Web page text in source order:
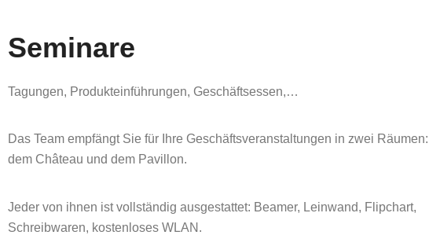
Seminare
Tagungen, Produkteinführungen, Geschäftsessen,…
Das Team empfängt Sie für Ihre Geschäftsveranstaltungen in zwei Räumen:
dem Château und dem Pavillon.
Jeder von ihnen ist vollständig ausgestattet: Beamer, Leinwand, Flipchart,
Schreibwaren, kostenloses WLAN.